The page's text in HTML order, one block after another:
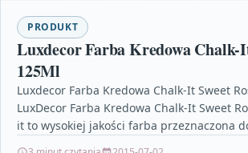
PRODUKT
Luxdecor Farba Kredowa Chalk-
125Ml
Luxdecor Farba Kredowa Chalk-It Sweet
LuxDecor Farba Kredowa Chalk-It Sweet
it to wysokiej jakości farba przeznaczona